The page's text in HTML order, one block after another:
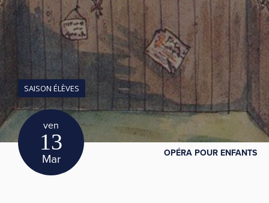
ven
13
Mar
SAISON ÉLÈVES
OPÉRA POUR ENFANTS